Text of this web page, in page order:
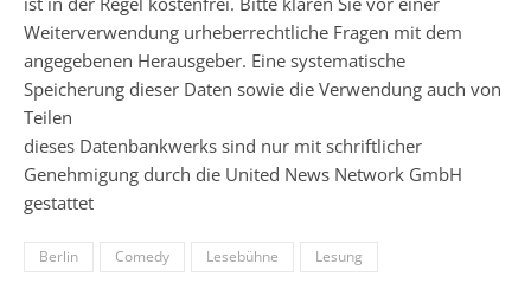
Weiterverwendung urheberrechtliche Fragen mit dem
angegebenen Herausgeber. Eine systematische
Speicherung dieser Daten sowie die Verwendung auch von
Teilen
dieses Datenbankwerks sind nur mit schriftlicher
Genehmigung durch die United News Network GmbH
gestattet
Berlin Comedy Lesebühne Lesung